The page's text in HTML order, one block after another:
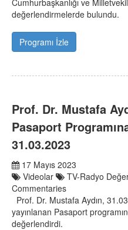
Cumhurbaşkanlığı ve
değerlendirmelerde bulundu.
Programı İzle
Prof. Dr. Mustafa
Pasaport
31.03.2023
17 Mayıs 2023
Videolar
TV-Radyo
Commentaries
Prof. Dr. Mustafa Aydın,
yayınlanan Pasaport
değerlendirdi.